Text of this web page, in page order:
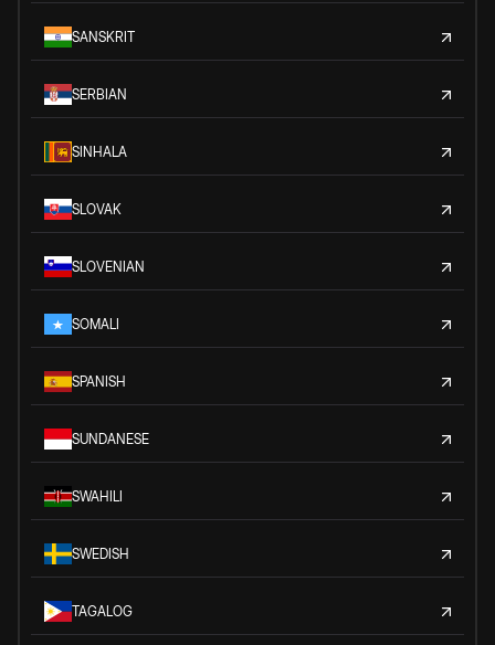
SANSKRIT
SERBIAN
SINHALA
SLOVAK
SLOVENIAN
SOMALI
SPANISH
SUNDANESE
SWAHILI
SWEDISH
TAGALOG